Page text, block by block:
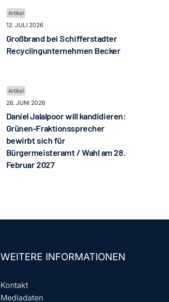
12. JULI 2026
Großbrand bei Schifferstadter
Recyclingunternehmen Becker
26. JUNI 2026
Daniel Jalalpoor will kandidieren:
Grünen-Fraktionssprecher
bewirbt sich für
Bürgermeisteramt / Wahl am 28.
Februar 2027
WEITERE INFORMATIONEN
Kontakt
Mediadaten